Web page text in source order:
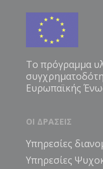
Το πρόγραμμα
Ευρωπαϊκής
ΟΙ ΔΡΑΣΕΙΣ
Υπηρεσίες
Υπηρεσίες